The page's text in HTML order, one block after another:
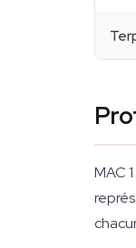
MAC